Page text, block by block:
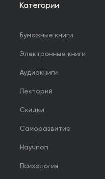
Категории
Бумажные книги
Электронные книги
Аудиокниги
Лекторий
Скидки
Саморазвитие
Научпоп
Психология